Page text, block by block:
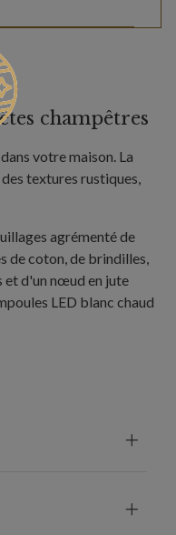
champêtres
votre maison. La
textures rustiques,
agrémenté de
de coton, de brindilles,
et d'un nœud en jute
LED blanc chaud
type D non incluses
grâce à sa